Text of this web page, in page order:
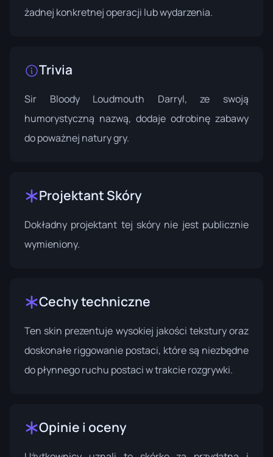
żadnej konkretnej operacji lub wydarzenia.
Trivia
Sir Bloody Loudmouth Darryl, ze swoją
humorystyczną nazwą, dodaje odrobinę zabawy
do poważnej natury gry.
Projektant Skóry
Dokładny projektant tej skóry nie jest publicznie
wymieniony.
Cechy techniczne
Ten skin prezentuje wysokiej jakości tekstury oraz
doskonałe riggowanie postaci, które są niezbędne
do płynnego ruchu postaci w trakcie rozgrywki.
Opinie i oceny